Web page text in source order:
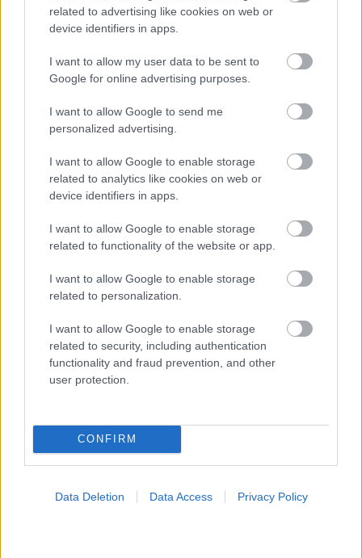
related to advertising like cookies on web or
device identifiers in apps.
I want to allow my user data to be sent to
Google for online advertising purposes.
I want to allow Google to send me
personalized advertising.
I want to allow Google to enable storage
related to analytics like cookies on web or
device identifiers in apps.
I want to allow Google to enable storage
related to functionality of the website or app.
I want to allow Google to enable storage
related to personalization.
I want to allow Google to enable storage
related to security, including authentication
functionality and fraud prevention, and other
user protection.
CONFIRM
Data Deletion Data Access Privacy Policy
Κήπος στο σπίτι και πάρκα στη γειτονιά μειώνουν τον
κίνδυνο διαβήτη τύπου 2 [μελέτη]
Widgets
Ενσωματώστε περιεχόμενο του iatronet.gr στο site σας
Κατάλογοι Υγείας
Εύρεση Ιατρού